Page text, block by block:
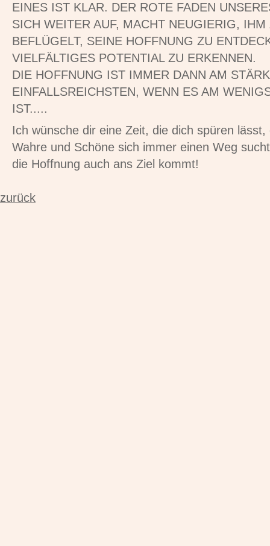
EINES IST KLAR. DER ROTE FADEN
SICH WEITER AUF, MACHT NEUGIERIG,
BEFLÜGELT, SEINE HOFFNUNG ZU
VIELFÄLTIGES POTENTIAL ZU ERKENNEN.
DIE HOFFNUNG IST IMMER DANN AM
EINFALLSREICHSTEN, WENN ES AM
IST.....
Ich wünsche dir eine Zeit, die dich spüren
Wahre und Schöne sich immer einen Weg
die Hoffnung auch ans Ziel kommt!
zurück